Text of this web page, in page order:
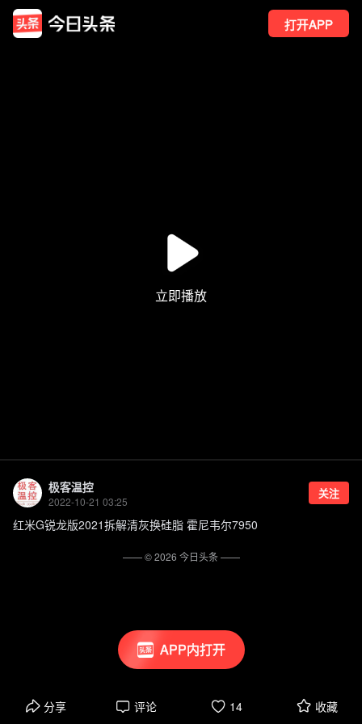
打开APP
APP内打开
极客温控
2022-10-21 03:25
关注
红米G锐龙版2021拆解清灰换硅脂 霍尼韦尔7950
分享 评论 14 收藏
—— ©2026 今日头条——